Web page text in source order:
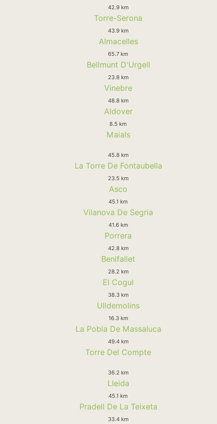
42.9 km
Torre-Serona
43.9 km
Almacelles
65.7 km
Bellmunt D'Urgell
23.8 km
Vinebre
48.8 km
Aldover
8.5 km
Maials
45.8 km
La Torre De Fontaubella
23.5 km
Asco
45.1 km
Vilanova De Segria
41.6 km
Porrera
42.8 km
Benifallet
28.2 km
El Cogul
38.3 km
Ulldemolins
16.3 km
La Pobla De Massaluca
49.4 km
Torre Del Compte
36.2 km
Lleida
45.1 km
Pradell De La Teixeta
33.4 km